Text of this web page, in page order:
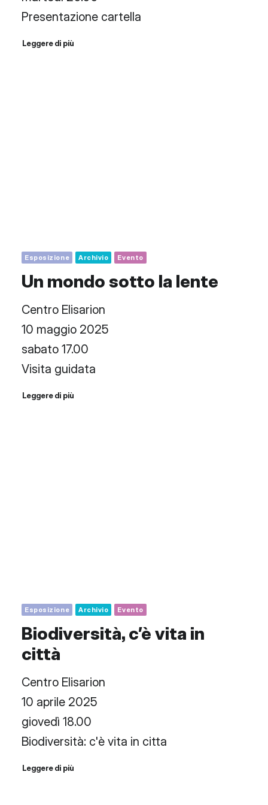
Presentazione cartella
Leggere di più
Esposizione Archivio Evento
Un mondo sotto la lente
Centro Elisarion
10 maggio 2025
sabato 17.00
Visita guidata
Leggere di più
Esposizione Archivio Evento
Biodiversità, c’è vita in
città
Centro Elisarion
10 aprile 2025
giovedì 18.00
Biodiversità: c'è vita in citta
Leggere di più